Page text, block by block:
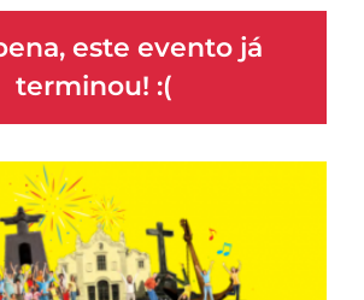
este evento já
terminou! :(